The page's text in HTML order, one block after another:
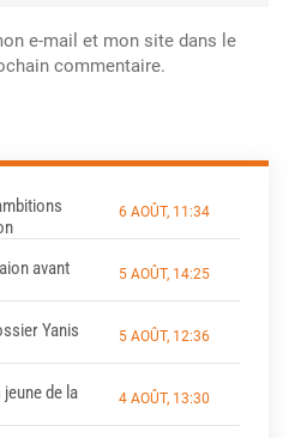
e-mail et mon site dans le
commentaire.
6 AOÛT, 11:34
avant
5 AOÛT, 14:25
Yanis
5 AOÛT, 12:36
de la
4 AOÛT, 13:30